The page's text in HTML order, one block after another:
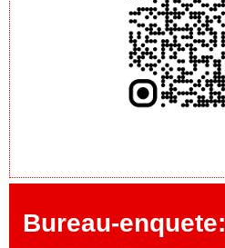
Bureau-enquete: